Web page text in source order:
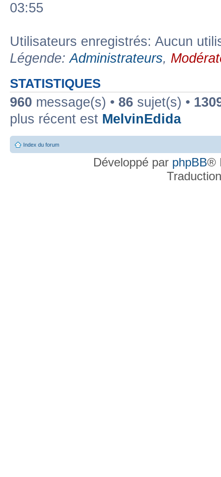
03:55
Utilisateurs enregistrés: Aucun
Légende:Administrateurs,
STATISTIQUES
960 message(s) • 86 sujet(s) •
plus récent est MelvinEdida
Index du forum
Développé par phpBB®